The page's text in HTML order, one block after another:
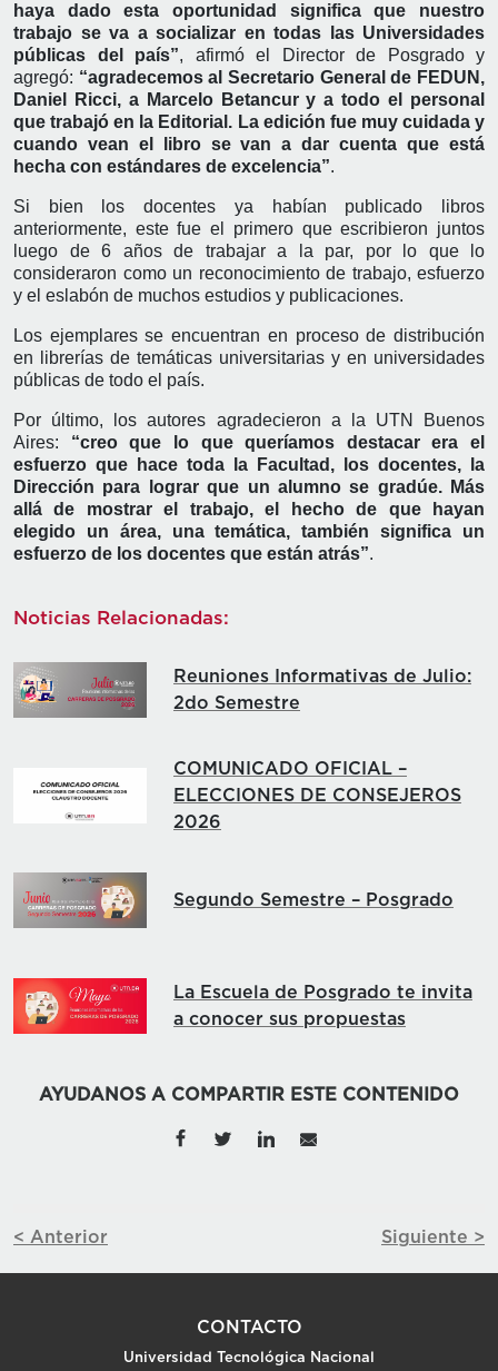
haya dado esta oportunidad significa que nuestro
trabajo se va a socializar en todas las Universidades
públicas del país”, afirmó el Director de Posgrado y
agregó: “agradecemos al Secretario General de FEDUN,
Daniel Ricci, a Marcelo Betancur y a todo el personal
que trabajó en la Editorial. La edición fue muy cuidada y
cuando vean el libro se van a dar cuenta que está
hecha con estándares de excelencia”.
Si bien los docentes ya habían publicado libros
anteriormente, este fue el primero que escribieron juntos
luego de 6 años de trabajar a la par, por lo que lo
consideraron como un reconocimiento de trabajo, esfuerzo
y el eslabón de muchos estudios y publicaciones.
Los ejemplares se encuentran en proceso de distribución
en librerías de temáticas universitarias y en universidades
públicas de todo el país.
Por último, los autores agradecieron a la UTN Buenos
Aires: “creo que lo que queríamos destacar era el
esfuerzo que hace toda la Facultad, los docentes, la
Dirección para lograr que un alumno se gradúe. Más
allá de mostrar el trabajo, el hecho de que hayan
elegido un área, una temática, también significa un
esfuerzo de los docentes que están atrás”.
Noticias Relacionadas:
Reuniones Informativas de Julio:
2do Semestre
COMUNICADO OFICIAL –
ELECCIONES DE CONSEJEROS
2026
Segundo Semestre – Posgrado
La Escuela de Posgrado te invita
a conocer sus propuestas
AYUDANOS A COMPARTIR ESTE CONTENIDO
< Anterior Siguiente >
CONTACTO
Universidad Tecnológica Nacional